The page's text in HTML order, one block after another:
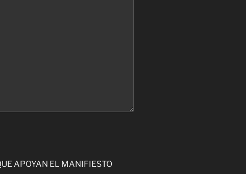
APOYAN EL MANIFIESTO